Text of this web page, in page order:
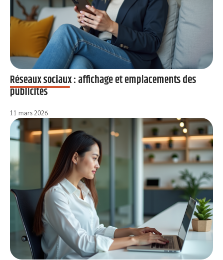
Réseaux sociaux : affichage et emplacements des
publicités
11 mars 2026